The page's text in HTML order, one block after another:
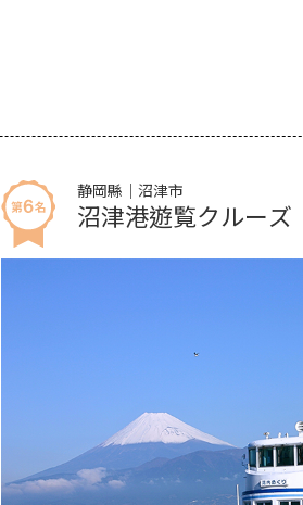
静岡縣｜沼津市
沼津港遊覧クルーズ